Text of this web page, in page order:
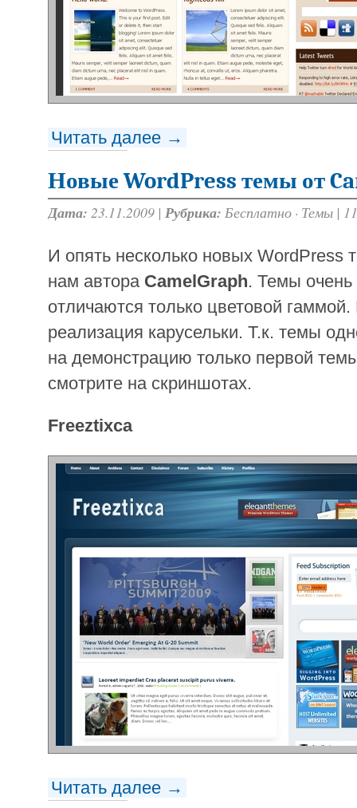
Читать далее →
Новые WordPress темы от
Дата: 23.11.2009 | Рубрика: Бесплатно · Темы |
И опять несколько новых WordPress
нам автора CamelGraph. Темы очень
отличаются только цветовой
реализация карусельки. Т.к. темы
на демонстрацию только первой
смотрите на скриншотах.
Freeztixca
Читать далее →